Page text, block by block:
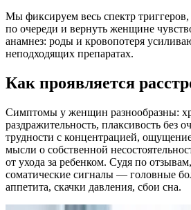
Мы фиксируем весь спектр
по очереди и вернуть женщине
анамнез: роды и кровопотеря
неподходящих препаратах.
Как проявляется
Симптомы у женщин разнообразны:
раздражительность, плаксивость без
трудности с концентрацией,
мысли о собственной
от ухода за ребенком. Судя по
соматические сигналы — головные
аппетита, скачки давления, сбои сна.